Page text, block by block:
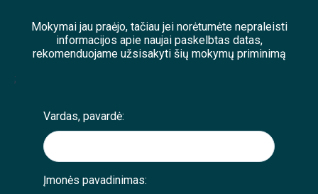
Mokymai jau praėjo, tačiau jei norėtumėte nepraleisti
informacijos apie naujai paskelbtas datas,
rekomenduojame užsisakyti šių mokymų priminimą
;
Vardas, pavardė:
Įmonės pavadinimas: